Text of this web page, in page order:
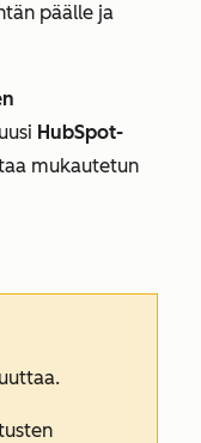
päälle ja
HubSpot-
mukautetun